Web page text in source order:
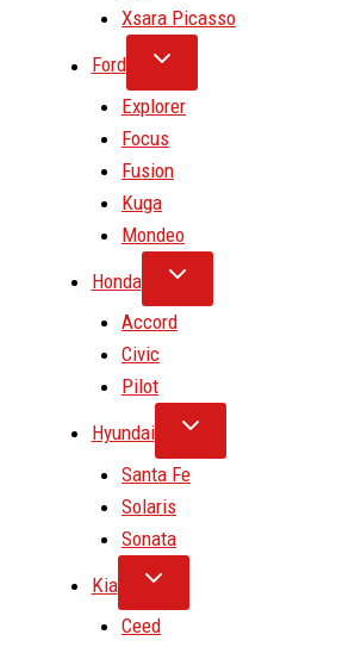
Xsara Picasso
Ford
Explorer
Focus
Fusion
Kuga
Mondeo
Honda
Accord
Civic
Pilot
Hyundai
Santa Fe
Solaris
Sonata
Kia
Ceed